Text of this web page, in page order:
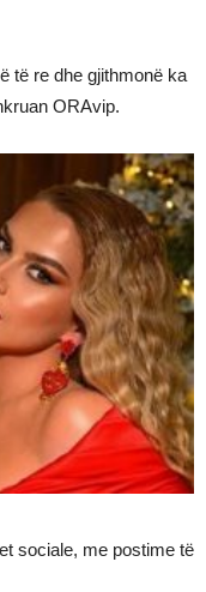
të re dhe gjithmonë ka
ORAvip.
sociale, me postime të